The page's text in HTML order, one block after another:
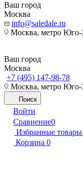
Ваш город
Москва
info@saledale.ru
Москва, метро Юго-
Ваш город
Москва
+7 (495) 147-98-78
Москва, метро Юго-
Поиск
Войти
Сравнение0
Избранные товары
Корзина 0